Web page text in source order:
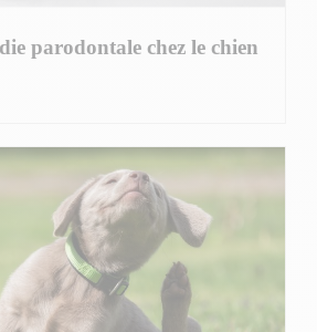
parodontale chez le chien